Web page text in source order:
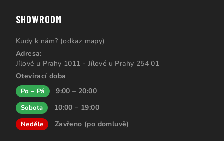
SHOWROOM
Kudy k nám? (odkaz mapy)
Adresa:
Jílové u Prahy 1011 - Jílové u Prahy 254 01
Otevírací doba
Po – Pá 9:00 – 20:00
Sobota 10:00 – 19:00
Neděle Zavřeno (po domluvě)